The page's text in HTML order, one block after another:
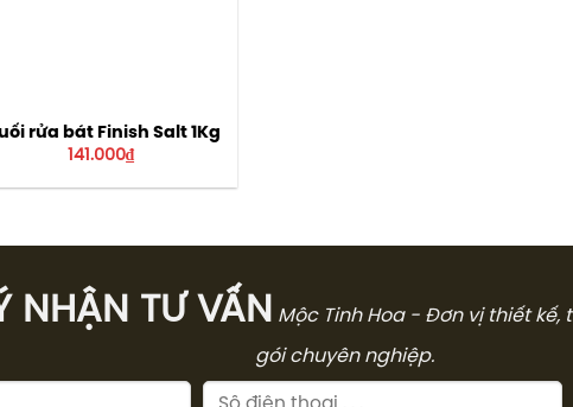
rửa bát Finish Salt 1Kg
141.000₫
NHẬN TƯ VẤN Mộc Tinh Hoa - Đơn vị thiết
gói chuyên nghiệp.